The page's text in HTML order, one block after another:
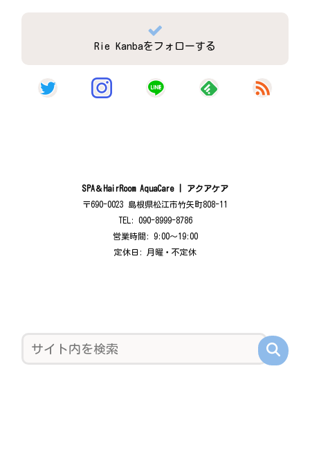
Rie Kanbaをフォローする
SPA＆HairRoom AquaCare | アクアケア
〒690-0023 島根県松江市竹矢町808-11
TEL: 090-8999-8786
営業時間: 9:00〜19:00
定休日: 月曜・不定休